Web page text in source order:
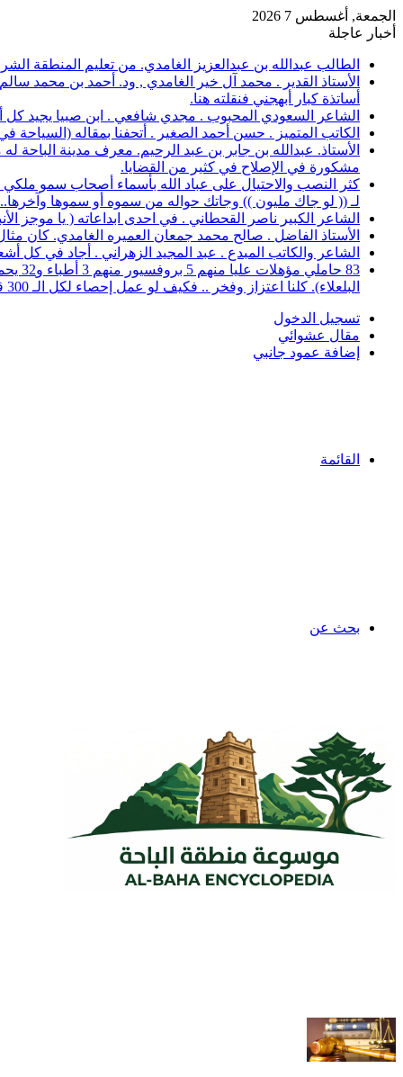
الجمعة, أغسطس 7 2026
أخبار عاجلة
الطالب عبدالله بن عبدالعزيز الغامدي. من تعليم المنطقة الشرقية، حصل
الأستاذ القدير . محمد آل خير الغامدي , ود. أحمد بن محمد
أساتذة كبار أبهجني فنقلته هنا.
الشاعر السعودي المحبوب . مجدي شافعي . ابن صبيا يجيد كل
الكاتب المتميز . حسن أحمد الصغير . أتحفنا بمقاله (السياحة
الأستاذ. عبدالله بن جابر بن عبد الرحيم. معرف مدينة
مشكورة في الإصلاح في كثير من القضايا.
كثر النصب والاحتيال على عباد الله بأسماء أصحاب سمو
لـ (( لو جاك مليون )) وجاتك حواله من سموه أو سموها
الشاعر الكبير ناصر القحطاني . في احدى ابداعاته ( يا موجز
الأستاذ الفاضل . صالح محمد جمعان العميره الغامدي. كان مثال للمعلم
الشاعر والكاتب المبدع . عبد المجيد الزهراني . أجاد في كل
البلعلاء). كلنا اعتزاز وفخر .. فكيف لو عمل إحصاء لكل الـ 300 قرية.
تسجيل الدخول
مقال عشوائي
إضافة عمود جانبي
القائمة
بحث عن